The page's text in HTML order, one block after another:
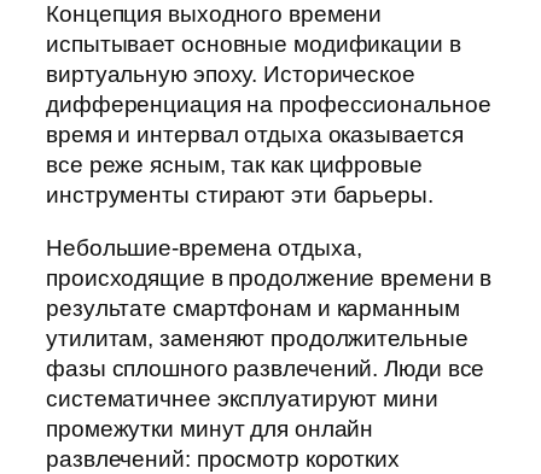
Концепция выходного времени
испытывает основные модификации в
виртуальную эпоху. Историческое
дифференциация на профессиональное
время и интервал отдыха оказывается
все реже ясным, так как цифровые
инструменты стирают эти барьеры.
Небольшие-времена отдыха,
происходящие в продолжение времени в
результате смартфонам и карманным
утилитам, заменяют продолжительные
фазы сплошного развлечений. Люди все
систематичнее эксплуатируют мини
промежутки минут для онлайн
развлечений: просмотр коротких